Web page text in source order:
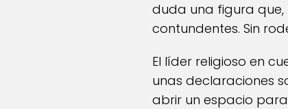
duda una figura
contundentes. Sin
El líder religioso en
unas declaraciones
abrir un espacio